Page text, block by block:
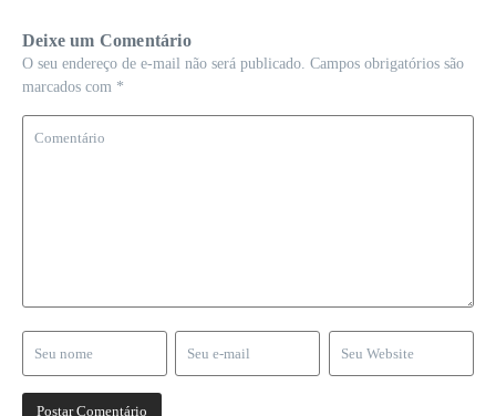
Deixe um Comentário
O seu endereço de e-mail não será publicado. Campos obrigatórios são
marcados com *